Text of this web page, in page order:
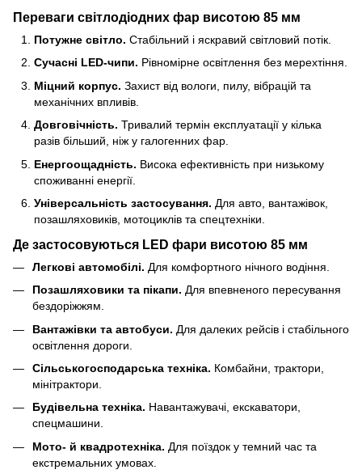
Переваги світлодіодних фар висотою 85 мм
Потужне світло. Стабільний і яскравий світловий потік.
Сучасні LED-чипи. Рівномірне освітлення без мерехтіння.
Міцний корпус. Захист від вологи, пилу, вібрацій та
механічних впливів.
Довговічність. Тривалий термін експлуатації у кілька
разів більший, ніж у галогенних фар.
Енергоощадність. Висока ефективність при низькому
споживанні енергії.
Універсальність застосування. Для авто, вантажівок,
позашляховиків, мотоциклів та спецтехніки.
Де застосовуються LED фари висотою 85 мм
Легкові автомобілі. Для комфортного нічного водіння.
Позашляховики та пікапи. Для впевненого пересування
бездоріжжям.
Вантажівки та автобуси. Для далеких рейсів і стабільного
освітлення дороги.
Сільськогосподарська техніка. Комбайни, трактори,
мінітрактори.
Будівельна техніка. Навантажувачі, екскаватори,
спецмашини.
Мото- й квадротехніка. Для поїздок у темний час та
екстремальних умовах.